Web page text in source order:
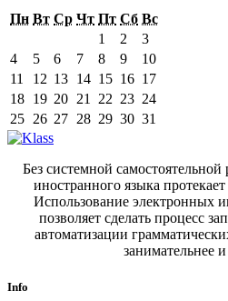
Пн Вт Ср Чт Пт Сб Вс
1
2
3
4
5 6 7 8 9
10
11
12 13 14 15 16 17
18 19 20 21 22 23 24
25 26 27 28 29 30 31
Без системной
иностранного языка
Использование электронных
позволяет сделать процесс
автоматизации
занимательнее
Info